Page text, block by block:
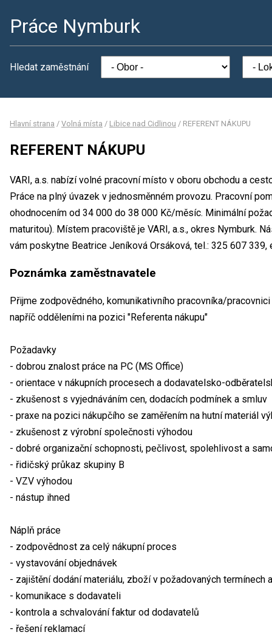
Práce Nymburk
Hledat zaměstnání
Hlavní strana / Volná místa / Libice nad Cidlinou / REFERENT NÁKUPU
REFERENT NÁKUPU
VARI, a.s. nabízí volné pracovní místo v oboru obchodu a
Práce na plný úvazek v jednosměnném provozu. Pracovní
ohodnocením od 34 000 do 38 000 Kč/měsíc. Minimální
maturitou). Místem pracoviště je VARI, a.s., okres Nymburk.
vám poskytne Beatrice Jeníková Orsáková, tel.: 325 607 339,
Poznámka zaměstnavatele
Přijme zodpovědného, komunikativního pracovníka/
napříč odděleními na pozici "Referenta nákupu"
Požadavky
- dobrou znalost práce na PC (MS Office)
- orientace v nákupních procesech a dodavatelsko-
- zkušenost s vyjednáváním cen, dodacích podmínek a smluv
- praxe na pozici nákupčího se zaměřením na hutní materiál
- zkušenost z výrobní společnosti výhodou
- dobré organizační schopnosti, pečlivost, spolehlivost a
- řidičský průkaz skupiny B
- VZV výhodou
- nástup ihned
Náplň práce
- zodpovědnost za celý nákupní proces
- vystavování objednávek
- zajištění dodání materiálu, zboží v požadovaných termínech
- komunikace s dodavateli
- kontrola a schvalování faktur od dodavatelů
- řešení reklamací